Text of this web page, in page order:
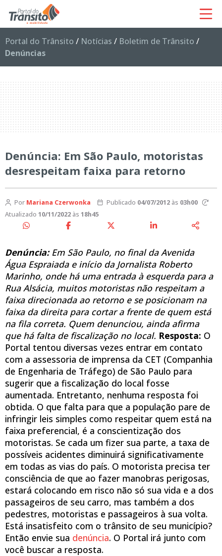
Portal do Trânsito / Notícias / Boletim de Trânsito /
Denúncias
Denúncia: Em São Paulo, motoristas
desrespeitam faixa para retorno
Por Mariana Czerwonka Publicado 04/07/2012às 03h00
Atualizado 10/11/2022 às 18h45
Denúncia: Em São Paulo, no final da Avenida
Água Espraiada e início da Jornalista Roberto
Marinho, onde há uma entrada à esquerda para a
Rua Alsácia, muitos motoristas não respeitam a
faixa direcionada ao retorno e se posicionam na
faixa da direita para cortar a frente de quem está
na fila correta. Quem denunciou, ainda afirma
que há falta de fiscalização no local. Resposta: O
Portal tentou diversas vezes entrar em contato
com a assessoria de imprensa da CET (Companhia
de Engenharia de Tráfego) de São Paulo para
sugerir que a fiscalização do local fosse
aumentada. Entretanto, nenhuma resposta foi
obtida. O que falta para que a população pare de
infringir leis simples como respeitar quem está na
faixa preferencial, é a conscientização dos
motoristas. Se cada um fizer sua parte, a taxa de
possíveis acidentes diminuirá significativamente
em todas as vias do país. O motorista precisa ter
consciência de que ao fazer manobras perigosas,
estará colocando em risco não só sua vida e a dos
passageiros de seu carro, mas também a dos
pedestres, motoristas e passageiros à sua volta.
Está insatisfeito com o trânsito de seu município?
Então envie sua denúncia. O Portal irá junto com
você buscar a resposta.